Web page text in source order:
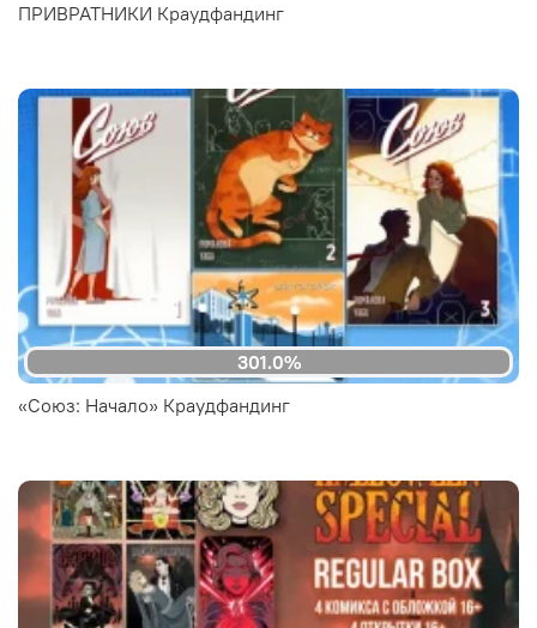
ПРИВРАТНИКИ Краудфандинг
301.0%
«Союз: Начало» Краудфандинг